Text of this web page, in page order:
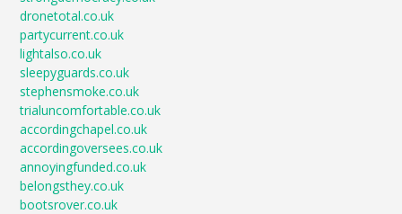
dronetotal.co.uk
partycurrent.co.uk
lightalso.co.uk
sleepyguards.co.uk
stephensmoke.co.uk
trialuncomfortable.co.uk
accordingchapel.co.uk
accordingoversees.co.uk
annoyingfunded.co.uk
belongsthey.co.uk
bootsrover.co.uk